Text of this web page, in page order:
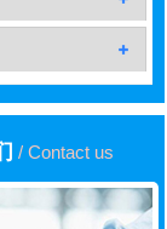
/ Contact us